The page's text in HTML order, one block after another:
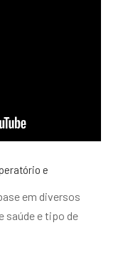
e
em diversos
saúde e tipo de